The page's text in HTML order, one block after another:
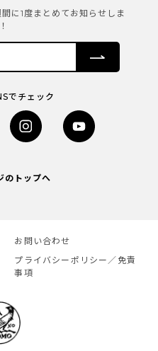
に1度まとめてお知らせしま
でチェック
のトップへ
お問い合わせ
プライバシーポリシー／免責
事項